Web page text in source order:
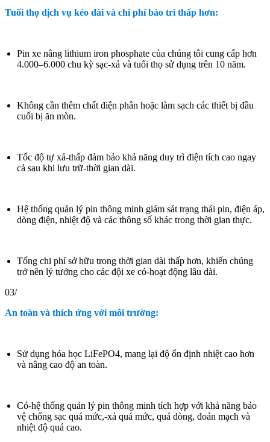
Tuổi thọ dịch vụ kéo dài và chi phí bảo trì thấp hơn:
Pin xe nâng lithium iron phosphate của chúng tôi cung cấp hơn
4.000–6.000 chu kỳ sạc-xả và tuổi thọ sử dụng trên 10 năm.
Không cần thêm chất điện phân hoặc làm sạch các thiết bị đầu
cuối bị ăn mòn.
Tốc độ tự xả-thấp đảm bảo khả năng duy trì điện tích cao ngay
cả sau khi lưu trữ-thời gian dài.
Hệ thống quản lý pin thông minh giám sát trạng thái pin, điện áp,
dòng điện, nhiệt độ và các thông số khác trong thời gian thực.
Tổng chi phí sở hữu trong thời gian dài thấp hơn, khiến chúng
trở nên lý tưởng cho các đội xe có-hoạt động lâu dài.
03/
An toàn và thích ứng với môi trường:
Sử dụng hóa học LiFePO4, mang lại độ ổn định nhiệt cao hơn
và nâng cao độ an toàn.
Có-hệ thống quản lý pin thông minh tích hợp với khả năng bảo
vệ chống sạc quá mức,-xả quá mức, quá dòng, đoản mạch và
nhiệt độ quá cao.